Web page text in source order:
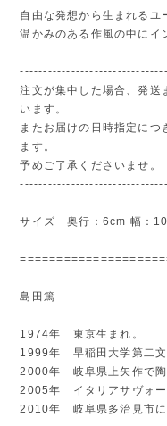
自由な発想から生まれるユ
温かみのある作風の中にイ
注文が集中した場合、発送
います。
またお届けの日時指定につ
ます。
予めご了承くださいませ。
サイズ 奥行：6cm 幅：
島田篤
1974年 東京生まれ。
1999年 早稲田大学第二文
2000年 岐阜県上矢作で陶
2005年 イタリアサヴォー
2010年 岐阜県多治見市に